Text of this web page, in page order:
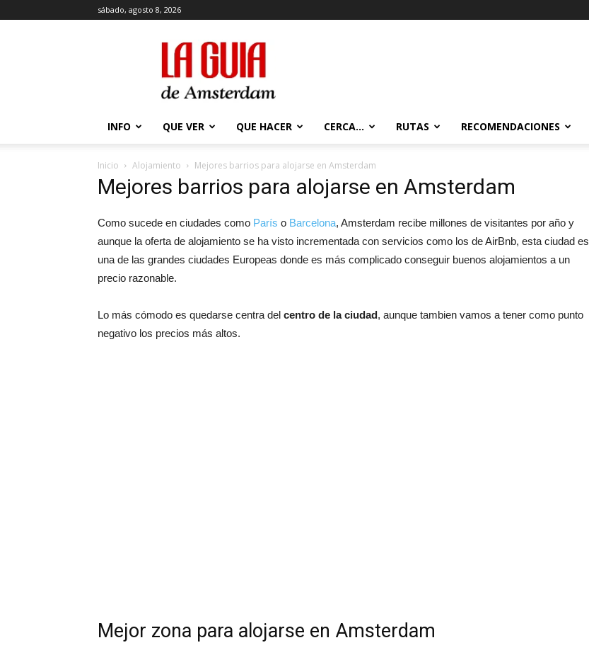
sábado, agosto 8, 2026
La
Guía
de
Amsterdam
INFO QUE VER QUE HACER CERCA… RUTAS RECOMENDACIONES
Inicio Alojamiento Mejores barrios para alojarse en Amsterdam
Mejores barrios para alojarse en Amsterdam
Como sucede en ciudades como París o Barcelona, Amsterdam recibe millones de visitantes por año y
aunque la oferta de alojamiento se ha visto incrementada con servicios como los de AirBnb, esta ciudad es
una de las grandes ciudades Europeas donde es más complicado conseguir buenos alojamientos a un
precio razonable.
Lo más cómodo es quedarse centra del centro de la ciudad, aunque tambien vamos a tener como punto
negativo los precios más altos.
Mejor zona para alojarse en Amsterdam